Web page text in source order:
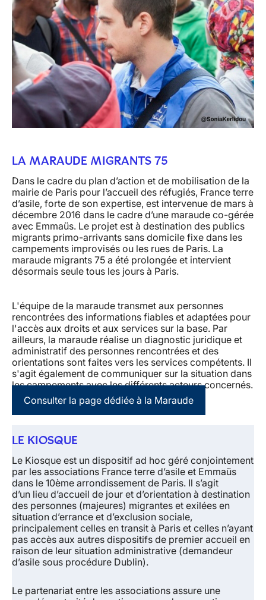
LA MARAUDE MIGRANTS 75
Dans le cadre du plan d’action et de mobilisation de la
mairie de Paris pour l’accueil des réfugiés, France terre
d’asile, forte de son expertise, est intervenue de mars à
décembre 2016 dans le cadre d’une maraude co-gérée
avec Emmaüs. Le projet est à destination des publics
migrants primo-arrivants sans domicile fixe dans les
campements improvisés ou les rues de Paris. La
maraude migrants 75 a été prolongée et intervient
désormais seule tous les jours à Paris.
L'équipe de la maraude transmet aux personnes
rencontrées des informations fiables et adaptées pour
l'accès aux droits et aux services sur la base. Par
ailleurs, la maraude réalise un diagnostic juridique et
administratif des personnes rencontrées et des
orientations sont faites vers les services compétents. Il
s'agit également de communiquer sur la situation dans
les campements avec les différents acteurs concernés.
Consulter la page dédiée à la Maraude
LE KIOSQUE
Le Kiosque est un dispositif ad hoc géré conjointement
par les associations France terre d’asile et Emmaüs
dans le 10ème arrondissement de Paris. Il s’agit
d’un lieu d’accueil de jour et d’orientation à destination
des personnes (majeures) migrantes et exilées en
situation d’errance et d’exclusion sociale,
principalement celles en transit à Paris et celles n’ayant
pas accès aux autres dispositifs de premier accueil en
raison de leur situation administrative (demandeur
d’asile sous procédure Dublin).
Le partenariat entre les associations assure une